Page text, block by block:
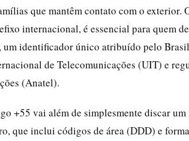
que mantêm contato com o exterior.
internacional, é essencial para quem
, um identificador único atribuído pelo
de Telecomunicações (UIT) e
(Anatel).
+55 vai além de simplesmente discar
que inclui códigos de área (DDD) e